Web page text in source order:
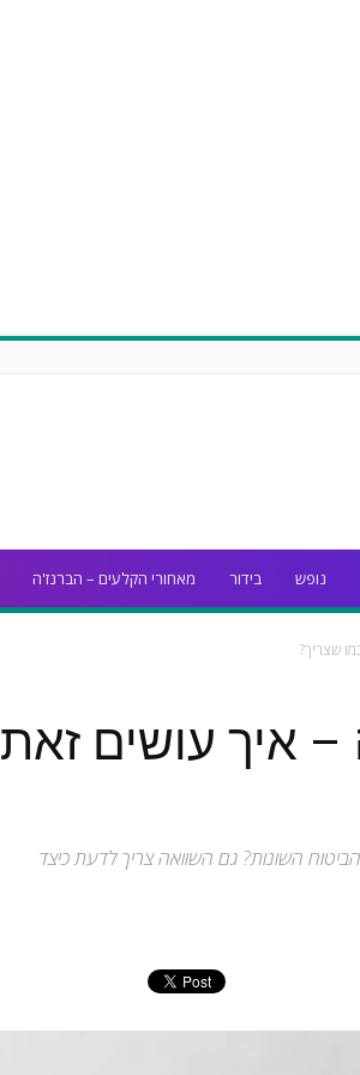
נופש בידור מאחורי הקלעים – הברנז'ה
שצריך?
איך עושים זאת
השונות? גם השוואה צריך לדעת כיצד